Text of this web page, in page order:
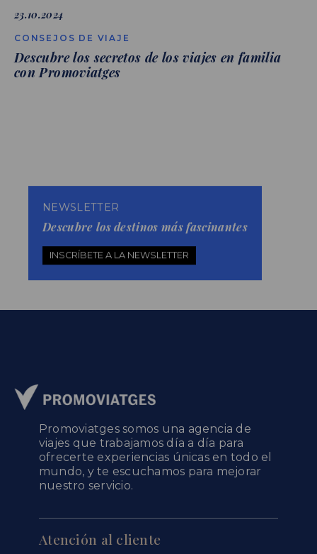
23.10.2024
CONSEJOS DE VIAJE
Descubre los secretos de los viajes en familia
con Promoviatges
NEWSLETTER
Descubre los destinos más fascinantes
INSCRÍBETE A LA NEWSLETTER
Promoviatges somos una agencia de
viajes que trabajamos día a día para
ofrecerte experiencias únicas en todo el
mundo, y te escuchamos para mejorar
nuestro servicio.
Atención al cliente